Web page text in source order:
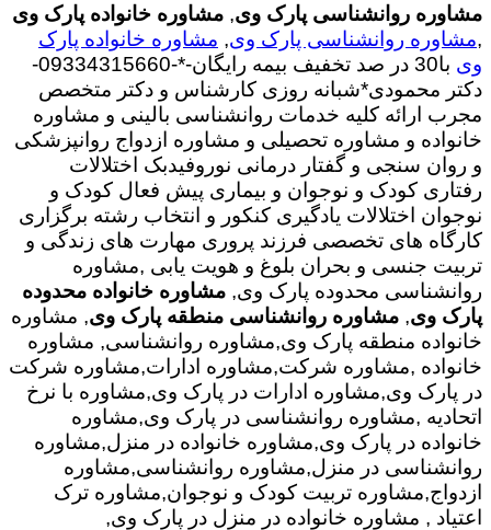
مشاوره روانشناسی پارک وی, مشاوره خانواده پارک وی
,مشاوره روانشناسی پارک وی, مشاوره خانواده پارک
وی
با30 در صد تخفیف بیمه رایگان-*-09334315660-
دکتر محمودی*شبانه روزی کارشناس و دکتر متخصص
مجرب ارائه کلیه خدمات روانشناسی بالینی و مشاوره
خانواده و مشاوره تحصیلی و مشاوره ازدواج روانپزشکی
و روان سنجی و گفتار درمانی نوروفیدبک اختلالات
رفتاری کودک و نوجوان و بیماری پیش فعال کودک و
نوجوان اختلالات یادگیری کنکور و انتخاب رشته برگزاری
کارگاه های تخصصی فرزند پروری مهارت های زندگی و
تربیت جنسی و بحران بلوغ و هویت یابی ,مشاوره
روانشناسی محدوده پارک وی, مشاوره خانواده محدوده
پارک وی, مشاوره روانشناسی منطقه پارک وی, مشاوره
خانواده منطقه پارک وی,مشاوره روانشناسی, مشاوره
خانواده ,مشاوره شرکت,مشاوره ادارات,مشاوره شرکت
در پارک وی,مشاوره ادارات در پارک وی,مشاوره با نرخ
اتحادیه ,مشاوره روانشناسی در پارک وی,مشاوره
خانواده در پارک وی,مشاوره خانواده در منزل,مشاوره
روانشناسی در منزل,مشاوره روانشناسی,مشاوره
ازدواج,مشاوره تربیت کودک و نوجوان,مشاوره ترک
اعتیاد , مشاوره خانواده در منزل در پارک وی,